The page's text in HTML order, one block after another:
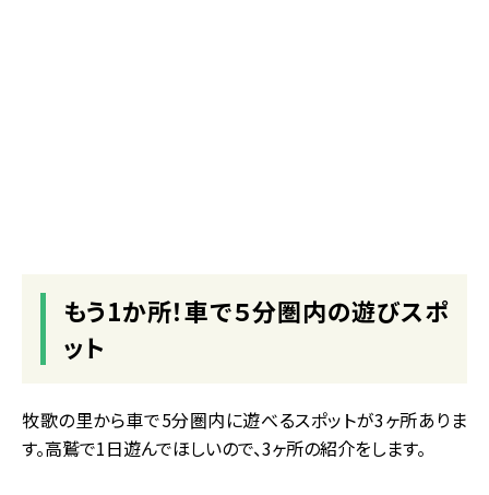
もう1か所！車で５分圏内の遊びスポ
ット
牧歌の里から車で5分圏内に遊べるスポットが3ヶ所ありま
す。高鷲で1日遊んでほしいので、3ヶ所の紹介をします。